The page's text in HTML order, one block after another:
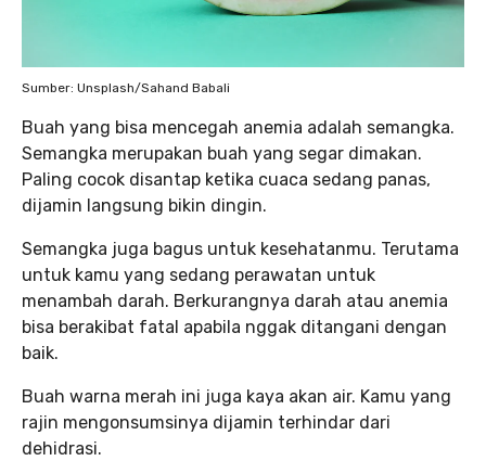
Sumber: Unsplash/Sahand Babali
Buah yang bisa mencegah anemia adalah semangka.
Semangka merupakan buah yang segar dimakan.
Paling cocok disantap ketika cuaca sedang panas,
dijamin langsung bikin dingin.
Semangka juga bagus untuk kesehatanmu. Terutama
untuk kamu yang sedang perawatan untuk
menambah darah. Berkurangnya darah atau anemia
bisa berakibat fatal apabila nggak ditangani dengan
baik.
Buah warna merah ini juga kaya akan air. Kamu yang
rajin mengonsumsinya dijamin terhindar dari
dehidrasi.